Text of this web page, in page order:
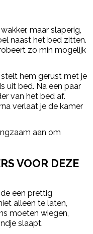
maar slaperig,
naast het bed zitten.
zo min mogelijk
hem gerust met je
uit bed. Na een paar
van het bed af.
verlaat je de kamer
aan om
VOOR DEZE
een prettig
alleen te laten,
moeten wiegen,
slaapt.